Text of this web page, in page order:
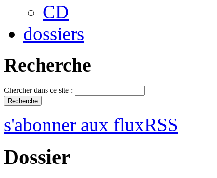
CD
dossiers
Recherche
Chercher dans ce site :
s'abonner aux fluxRSS
Dossier